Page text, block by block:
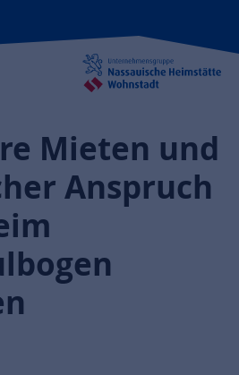
Mieten und
Anspruch